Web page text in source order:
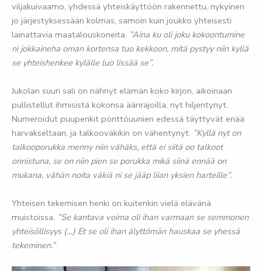
viljakuivaamo, yhdessä yhteiskäyttöön rakennettu, nykyinen
jo järjestyksessään kolmas, samoin kuin joukko yhteisesti
lainattavia maatalouskoneita. ”Aina ku oli joku kokoontumine
ni jokkaineha oman kortensa tuo kekkoon, mitä pystyy niin kyllä
se yhteishenkee kylälle luo lissää se”.
Jukolan suuri sali on nähnyt elämän koko kirjon, aikoinaan
pullistellut ihmisistä kokonsa äärirajoilla, nyt hiljentynyt.
Numeroidut puupenkit pönttöuunien edessä täyttyvät enää
harvakseltaan, ja talkooväkikin on vähentynyt. ”Kyllä nyt on
talkooporukka menny niin vähäks, että ei siitä oo talkoot
onnistuna, se on niin pien se porukka mikä siinä ennää on
mukana, vähän noita väkiä ni se jääp liian yksien harteille”.
Yhteisen tekemisen henki on kuitenkin vielä elävänä
muistoissa. ”Se kantava voima oli ihan varmaan se semmonen
yhteisöllisyys (…) Et se oli ihan älyttömän hauskaa se yhessä
tekeminen.”